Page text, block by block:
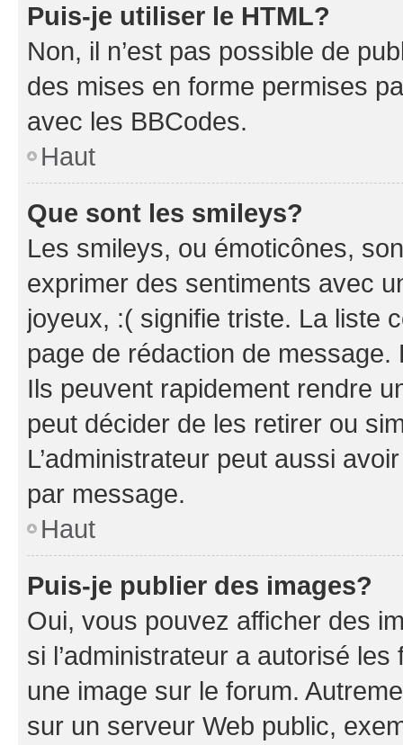
Puis-je utiliser le HTML?
Non, il n’est pas possible de
des mises en forme permises
avec les BBCodes.
Haut
Que sont les smileys?
Les smileys, ou émoticônes,
exprimer des sentiments avec
joyeux, :( signifie triste. La liste
page de rédaction de
Ils peuvent rapidement rendre
peut décider de les retirer ou
L’administrateur peut aussi
par message.
Haut
Puis-je publier des images?
Oui, vous pouvez afficher des
si l’administrateur a autorisé
une image sur le forum.
sur un serveur Web public,